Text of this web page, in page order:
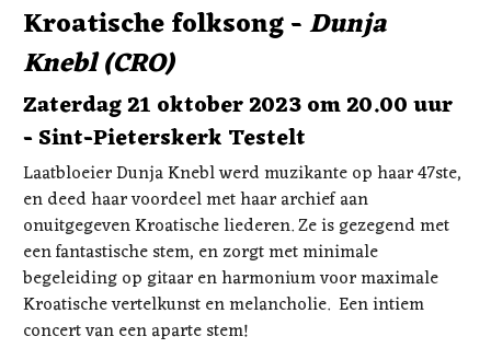
Kroatische folksong - Dunja
Knebl (CRO)
Zaterdag 21 oktober 2023 om 20.00 uur
- Sint-Pieterskerk Testelt
Laatbloeier Dunja Knebl werd muzikante op haar 47ste,
en deed haar voordeel met haar archief aan
onuitgegeven Kroatische liederen. Ze is gezegend met
een fantastische stem, en zorgt met minimale
begeleiding op gitaar en harmonium voor maximale
Kroatische vertelkunst en melancholie.  Een intiem
concert van een aparte stem!